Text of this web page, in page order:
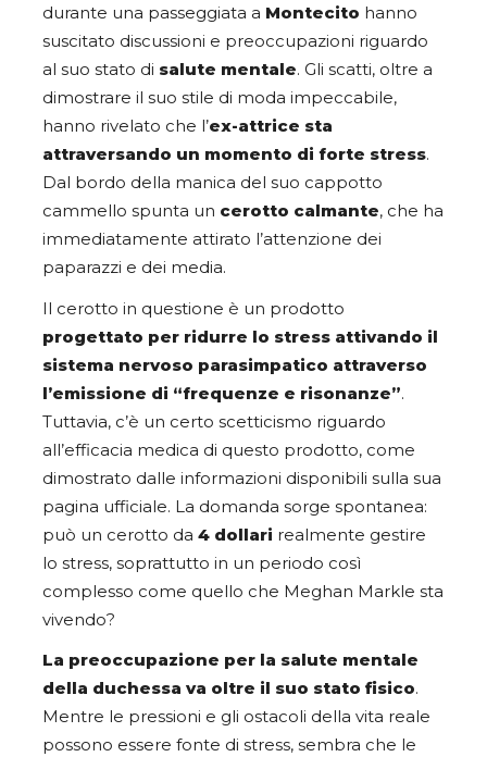
durante una passeggiata a Montecito hanno
suscitato discussioni e preoccupazioni riguardo
al suo stato di salute mentale. Gli scatti, oltre a
dimostrare il suo stile di moda impeccabile,
hanno rivelato che l’ex-attrice sta
attraversando un momento di forte stress.
Dal bordo della manica del suo cappotto
cammello spunta un cerotto calmante, che ha
immediatamente attirato l’attenzione dei
paparazzi e dei media.
Il cerotto in questione è un prodotto
progettato per ridurre lo stress attivando il
sistema nervoso parasimpatico attraverso
l’emissione di “frequenze e risonanze”.
Tuttavia, c’è un certo scetticismo riguardo
all’efficacia medica di questo prodotto, come
dimostrato dalle informazioni disponibili sulla sua
pagina ufficiale. La domanda sorge spontanea:
può un cerotto da 4 dollari realmente gestire
lo stress, soprattutto in un periodo così
complesso come quello che Meghan Markle sta
vivendo?
La preoccupazione per la salute mentale
della duchessa va oltre il suo stato fisico.
Mentre le pressioni e gli ostacoli della vita reale
possono essere fonte di stress, sembra che le